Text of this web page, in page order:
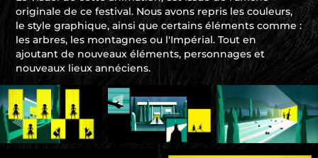
originale de ce festival. Nous avons repris les couleurs,
le style graphique, ainsi que certains éléments comme :
les arbres, les montagnes ou l'Impérial. Tout en
ajoutant de nouveaux éléments, personnages et
nouveaux lieux annéciens.